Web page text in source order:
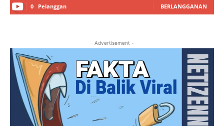
0 Pelanggan BERLANGGANAN
- Advertisement -